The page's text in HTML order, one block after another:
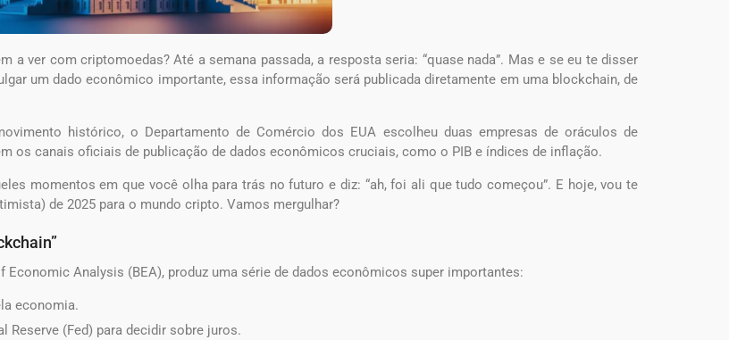
a ver com criptomoedas? Até a semana passada, a resposta seria: “quase nada”. Mas e se eu te disser
um dado econômico importante, essa informação será publicada diretamente em uma blockchain, de
histórico, o Departamento de Comércio dos EUA escolheu duas empresas de oráculos de
os canais oficiais de publicação de dados econômicos cruciais, como o PIB e índices de inflação.
momentos em que você olha para trás no futuro e diz: “ah, foi ali que tudo começou”. E hoje, vou te
de 2025 para o mundo cripto. Vamos mergulhar?
Analysis (BEA), produz uma série de dados econômicos super importantes:
economia.
Reserve (Fed) para decidir sobre juros.